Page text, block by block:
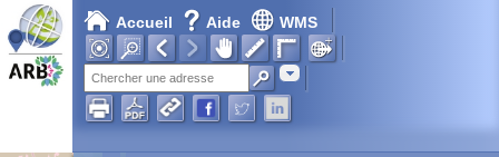
Accueil Aide WMS
Adresse